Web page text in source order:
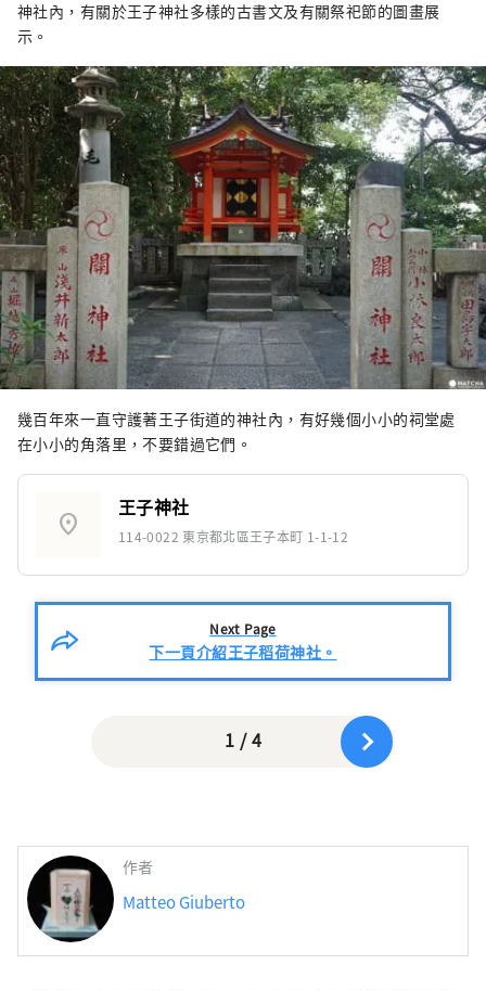
神社內，有關於王子神社多樣的古書文及有關祭祀節的圖畫展
示。
幾百年來一直守護著王子街道的神社內，有好幾個小小的祠堂處
在小小的角落里，不要錯過它們。
location_on
王子神社
114-0022 東京都北區王子本町 1-1-12
Next Page
下一頁介紹王子稻荷神社。
1 / 4
作者
Matteo Giuberto